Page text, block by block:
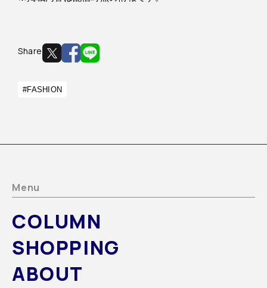
Share
#FASHION
Menu
COLUMN
SHOPPING
ABOUT